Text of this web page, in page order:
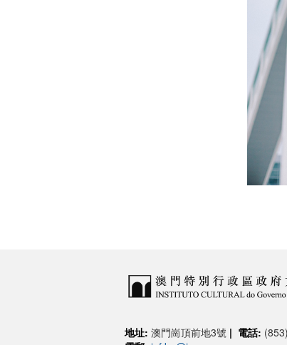
地址: 澳門崗頂前地3號 | 電話: